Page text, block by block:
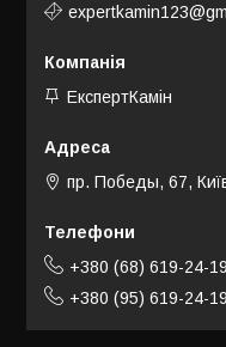
ЕкспертКамін
пр. Победы, 67,
+380 (68) 619-24-19
+380 (95) 619-24-19